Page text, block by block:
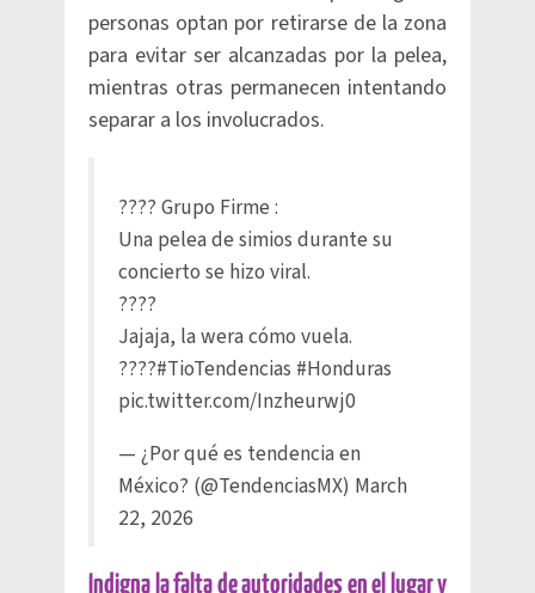
personas optan por retirarse de la zona
para evitar ser alcanzadas por la pelea,
mientras otras permanecen intentando
separar a los involucrados.
???? Grupo Firme :
Una pelea de simios durante su
concierto se hizo viral.
????
Jajaja, la wera cómo vuela.
????#TioTendencias #Honduras
pic.twitter.com/Inzheurwj0
— ¿Por qué es tendencia en
México? (@TendenciasMX) March
22, 2026
Indigna la falta de autoridades en el lugar y